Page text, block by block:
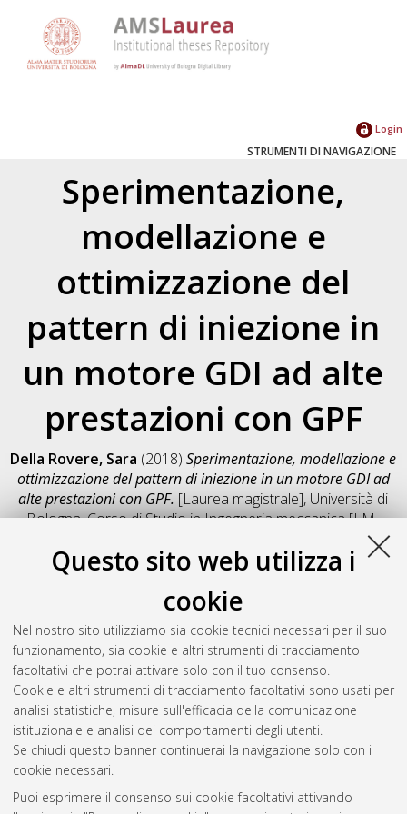
Questo sito web utilizza i
cookie
Nel nostro sito utilizziamo sia cookie tecnici necessari per il suo
funzionamento, sia cookie e altri strumenti di tracciamento
facoltativi che potrai attivare solo con il tuo consenso.
Cookie e altri strumenti di tracciamento facoltativi sono usati per
analisi statistiche, misure sull'efficacia della comunicazione
istituzionale e analisi dei comportamenti degli utenti.
Se chiudi questo banner continuerai la navigazione solo con i
cookie necessari.
Puoi esprimere il consenso sui cookie facoltativi attivando
Login
STRUMENTI DI NAVIGAZIONE
Sperimentazione,
modellazione e
ottimizzazione del
pattern di iniezione in
un motore GDI ad alte
prestazioni con GPF
Della Rovere, Sara (2018)Sperimentazione, modellazione e
ottimizzazione del pattern di iniezione in un motore GDI ad
alte prestazioni con GPF. [Laurea magistrale], Università di
Bologna, Corso di Studio inIngegneria meccanica [LM-
Salva citazione
Condividi
Il full-text non è disponibile per scelta dell'autore. (
Abstract
Altri metadati
Gestione del documento:
Atom